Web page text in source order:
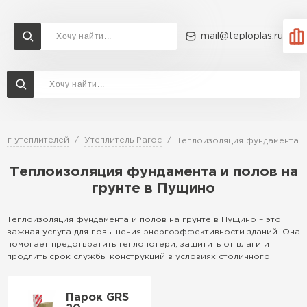
mail@teploplas.ru
утеплителей Утеплитель Paroc Теплоизоляция фундамента
Теплоизоляция фундамента и полов на
грунте в Пущино
Теплоизоляция фундамента и полов на грунте в Пущино – это
важная услуга для повышения энергоэффективности зданий. Она
помогает предотвратить теплопотери, защитить от влаги и
продлить срок службы конструкций в условиях столичного
Особенности
Парок GRS
Доставка и оплата
Утеплитель Ветонит
ПЕРЕЙТИ
Утеплитель Технониколь
Утеплитель Rockwool
Утеплитель Knauf